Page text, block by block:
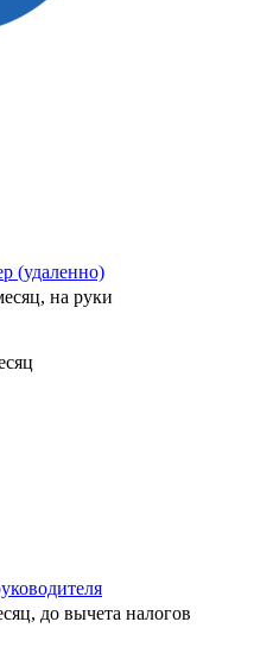
(удаленно)
на руки
до вычета налогов